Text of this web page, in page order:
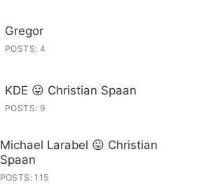
Gregor
POSTS: 4
KDE 😛 Christian Spaan
POSTS: 9
Michael Larabel 😛 Christian
Spaan
POSTS: 115